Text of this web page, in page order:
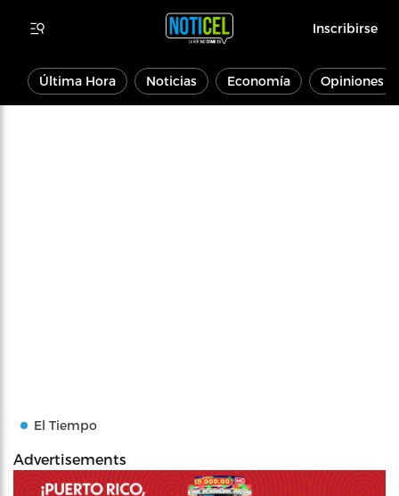
Inscribirse
Última Hora Noticias Economía Opiniones
El Tiempo
Advertisements